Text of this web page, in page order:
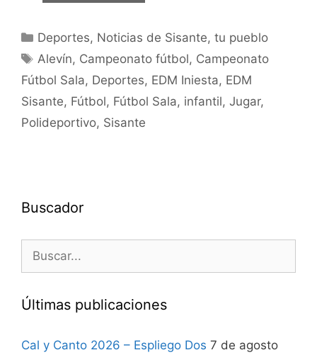
Deportes, Noticias de Sisante, tu pueblo
Alevín, Campeonato fútbol, Campeonato
Fútbol Sala, Deportes, EDM Iniesta, EDM
Sisante, Fútbol, Fútbol Sala, infantil, Jugar,
Polideportivo, Sisante
Buscador
Últimas publicaciones
Cal y Canto 2026 – Espliego Dos 7 de agosto